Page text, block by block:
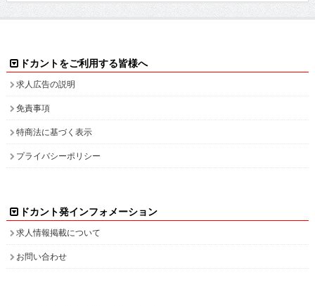
ドカントをご利用する皆様へ
求人広告の説明
免責事項
特商法に基づく表示
プライバシーポリシー
ドカント発インフォメーション
求人情報掲載について
お問い合わせ